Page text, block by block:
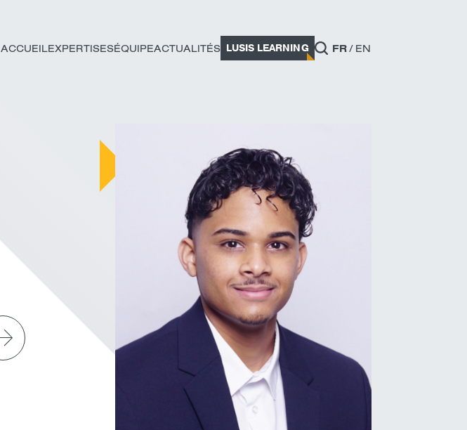
ACCUEILEXPERTISESÉQUIPEACTUALITÉS LUSIS LEARNING FR EN